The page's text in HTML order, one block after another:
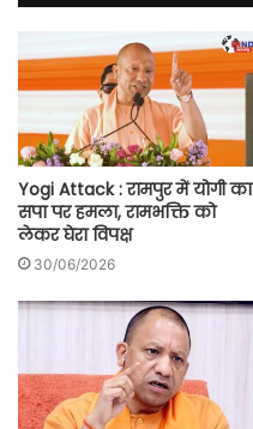
Yogi Attack : रामपुर में योगी का
सपा पर हमला, रामभक्ति को
लेकर घेरा विपक्ष
30/06/2026